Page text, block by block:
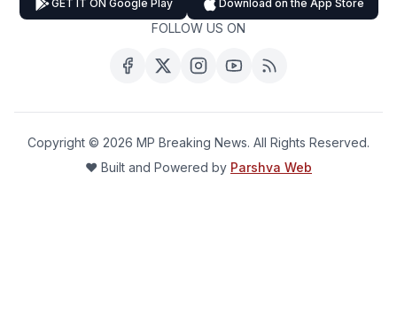
GET IT ON Google Play Download on the App Store
FOLLOW US ON
Copyright © 2026 MP Breaking News. All Rights Reserved.
❤️ Built and Powered by Parshva Web